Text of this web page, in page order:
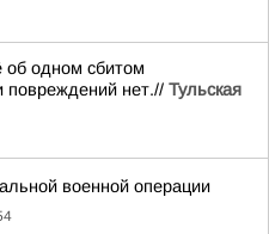
одном сбитом
повреждений нет.// Тульская
военной операции